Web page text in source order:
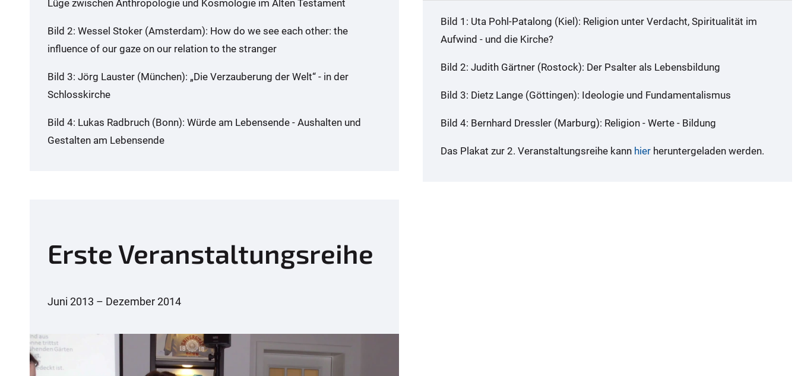
Lüge zwischen Anthropologie und Kosmologie im Alten Testament
Bild 2: Wessel Stoker (Amsterdam): How do we see each other: the
influence of our gaze on our relation to the stranger
Bild 3: Jörg Lauster (München): „Die Verzauberung der Welt“ - in der
Schlosskirche
Bild 4: Lukas Radbruch (Bonn): Würde am Lebensende - Aushalten und
Gestalten am Lebensende
Bild 1: Uta Pohl-Patalong (Kiel): Religion unter Verdacht, Spiritualität im
Aufwind - und die Kirche?
Bild 2: Judith Gärtner (Rostock): Der Psalter als Lebensbildung
Bild 3: Dietz Lange (Göttingen): Ideologie und Fundamentalismus
Bild 4: Bernhard Dressler (Marburg): Religion - Werte - Bildung
Das Plakat zur 2. Veranstaltungsreihe kann hier heruntergeladen werden.
Erste Veranstaltungsreihe
Juni 2013 – Dezember 2014